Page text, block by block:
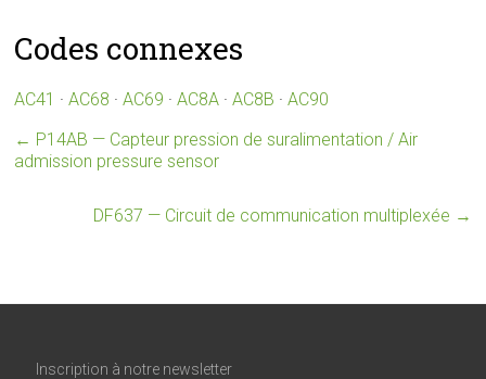
Codes connexes
AC41 ·AC68 ·AC69 ·AC8A ·AC8B ·AC90
← P14AB — Capteur pression de suralimentation / Air
admission pressure sensor
DF637 — Circuit de communication multiplexée →
Inscription à notre newsletter